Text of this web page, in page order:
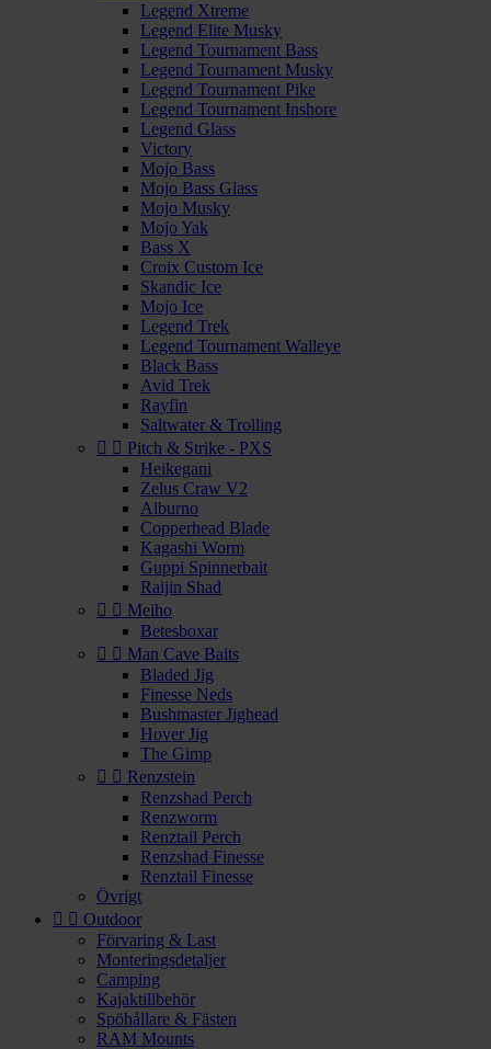
Legend Xtreme
Legend Elite Musky
Legend Tournament Bass
Legend Tournament Musky
Legend Tournament Pike
Legend Tournament Inshore
Legend Glass
Victory
Mojo Bass
Mojo Bass Glass
Mojo Musky
Mojo Yak
Bass X
Croix Custom Ice
Skandic Ice
Mojo Ice
Legend Trek
Legend Tournament Walleye
Black Bass
Avid Trek
Rayfin
Saltwater & Trolling
  Pitch & Strike - PXS
Heikegani
Zelus Craw V2
Alburno
Copperhead Blade
Kagashi Worm
Guppi Spinnerbait
Raijin Shad
  Meiho
Betesboxar
  Man Cave Baits
Bladed Jig
Finesse Neds
Bushmaster Jighead
Hover Jig
The Gimp
  Renzstein
Renzshad Perch
Renzworm
Renztail Perch
Renzshad Finesse
Renztail Finesse
Övrigt
  Outdoor
Förvaring & Last
Monteringsdetaljer
Camping
Kajaktillbehör
Spöhållare & Fästen
RAM Mounts